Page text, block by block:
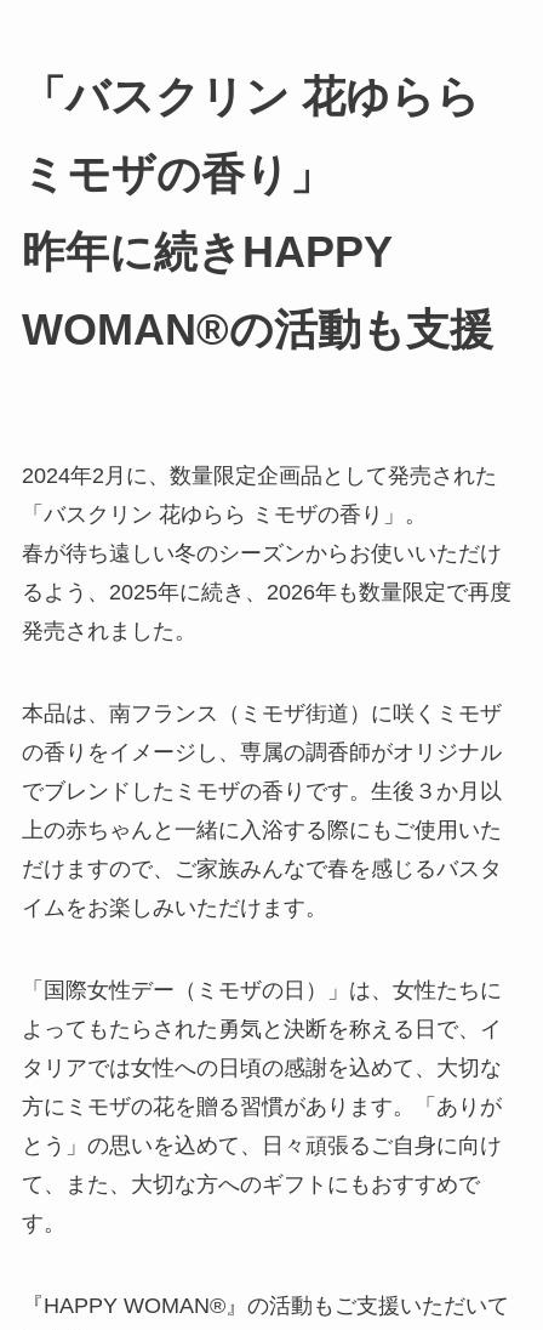
「バスクリン 花ゆらら
ミモザの香り」
昨年に続きHAPPY
WOMAN®の活動も支援
2024年2月に、数量限定企画品として発売された
「バスクリン 花ゆらら ミモザの香り」。
春が待ち遠しい冬のシーズンからお使いいただけ
るよう、2025年に続き、2026年も数量限定で再度
発売されました。
本品は、南フランス（ミモザ街道）に咲くミモザ
の香りをイメージし、専属の調香師がオリジナル
でブレンドしたミモザの香りです。生後３か月以
上の赤ちゃんと一緒に入浴する際にもご使用いた
だけますので、ご家族みんなで春を感じるバスタ
イムをお楽しみいただけます。
「国際女性デー（ミモザの日）」は、女性たちに
よってもたらされた勇気と決断を称える日で、イ
タリアでは女性への日頃の感謝を込めて、大切な
方にミモザの花を贈る習慣があります。「ありが
とう」の思いを込めて、日々頑張るご自身に向け
て、また、大切な方へのギフトにもおすすめで
す。
『HAPPY WOMAN®』の活動もご支援いただいて